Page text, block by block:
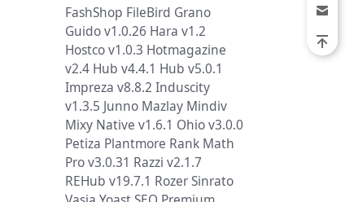
FashShop FileBird Grano
Guido v1.0.26 Hara v1.2
Hostco v1.0.3 Hotmagazine
v2.4 Hub v4.4.1 Hub v5.0.1
Impreza v8.8.2 Induscity
v1.3.5 Junno Mazlay Mindiv
Mixy Native v1.6.1 Ohio v3.0.0
Petiza Plantmore Rank Math
Pro v3.0.31 Razzi v2.1.7
REHub v19.7.1 RozerSinrato